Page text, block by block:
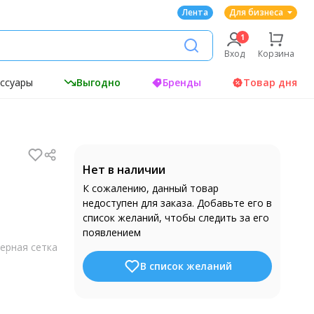
Лента Для бизнеса
Вход Корзина
Выгодно Бренды Товар дня
сетка
Нет в наличии
К сожалению, данный товар
недоступен для заказа. Добавьте его в
список желаний, чтобы следить за его
появлением
В список желаний